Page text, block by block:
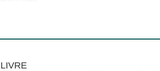
LIVRE